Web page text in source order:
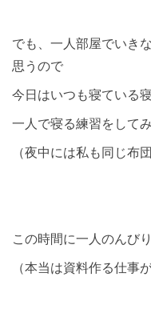
でも、一人部屋でいき
思うので
今日はいつも寝ている
一人で寝る練習をして
（夜中には私も同じ布
この時間に一人のんび
（本当は資料作る仕事